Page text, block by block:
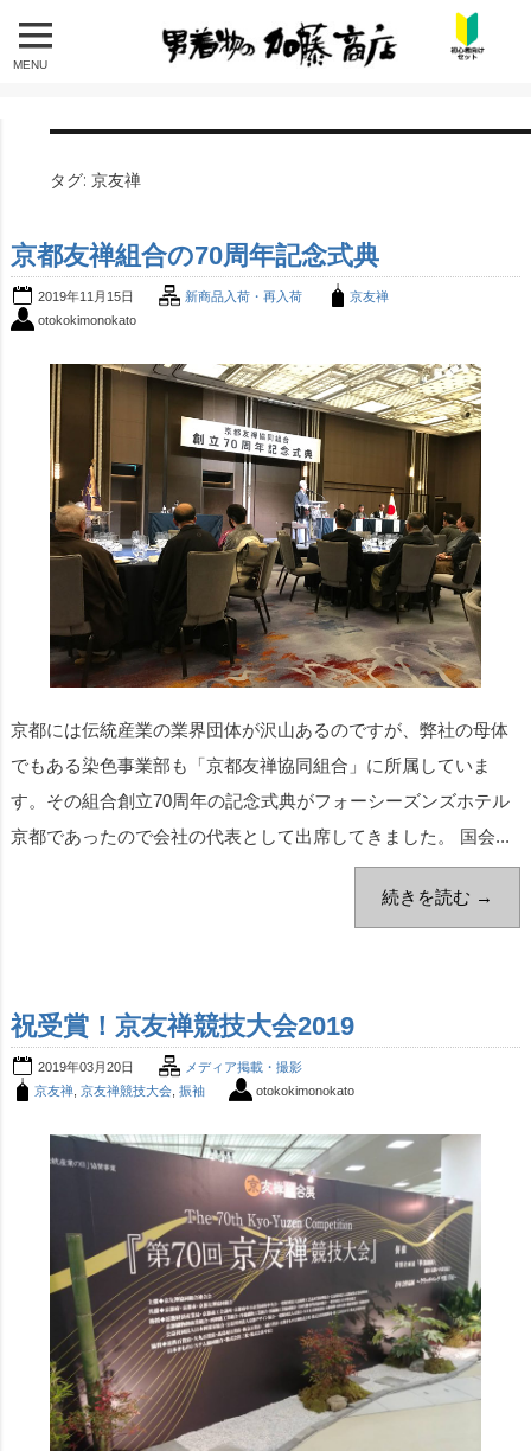
MENU
タグ:京友禅
京都友禅組合の70周年記念式典
2019年11月15日 新商品入荷・再入荷
京友禅
otokokimonokato
京都には伝統産業の業界団体が沢山あるのですが、弊社の母体
でもある染色事業部も「京都友禅協同組合」に所属していま
す。その組合創立70周年の記念式典がフォーシーズンズホテル
京都であったので会社の代表として出席してきました。 国会...
続きを読む →
祝受賞！京友禅競技大会2019
2019年03月20日
メディア掲載・撮影
京友禅, 京友禅競技大会, 振袖 otokokimonokato